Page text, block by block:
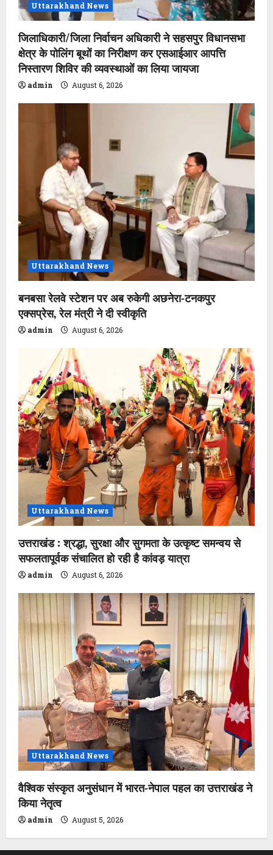
Uttarakhand News
जिलाधिकारी/जिला निर्वाचन अधिकारी ने सहसपुर विधानसभा
क्षेत्र के पोलिंग बूथों का निरीक्षण कर एसआईआर आपत्ति
निस्तारण शिविर की व्यवस्थाओं का लिया जायजा
admin August 6, 2026
Uttarakhand News
बनबसा रेलवे स्टेशन पर अब रुकेगी अछनेरा-टनकपुर
एक्सप्रेस, रेल मंत्री ने दी स्वीकृति
admin August 6, 2026
Uttarakhand News
उत्तराखंड : श्रद्धा, सुरक्षा और सुगमता के उत्कृष्ट समन्वय से
सफलतापूर्वक संचालित हो रही है कांवड़ यात्रा
admin August 6, 2026
Uttarakhand News
वैश्विक संस्कृत अनुसंधान में भारत-नेपाल पहल का उत्तराखंड ने
किया नेतृत्व
admin August 5, 2026